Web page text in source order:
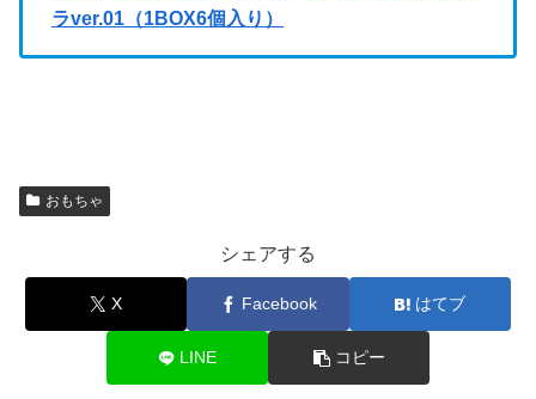
ラver.01（1BOX6個入り）
おもちゃ
シェアする
X Facebook はてブ
LINE コピー